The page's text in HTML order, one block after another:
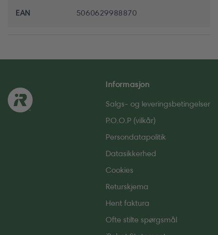
EAN 5060629988870
Informasjon
Salgs- og leverings­betingelser
P.O.O.P (vilkår)
Persondatapolitik
Datasikkerhed
Cookies
Returskjema
Hent faktura
Ofte stilte spørgsmål